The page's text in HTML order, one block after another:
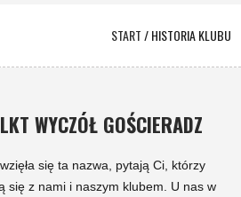
START/HISTORIA KLUBU
WYCZÓŁ GOŚCIERADZ
się ta nazwa, pytają Ci, którzy
się z nami i naszym klubem. U nas w